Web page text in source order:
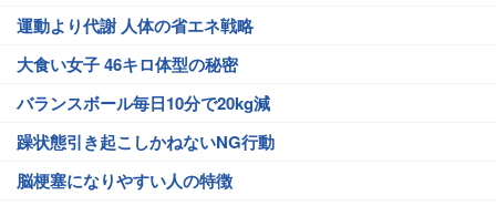
運動より代謝 人体の省エネ戦略
大食い女子 46キロ体型の秘密
バランスボール毎日10分で20kg減
躁状態引き起こしかねないNG行動
脳梗塞になりやすい人の特徴